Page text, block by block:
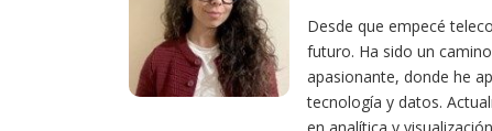
empecé teleco, supe que era una carrera de
sido un camino desafiante, pero también
donde he aprendido una base sólida en
y datos. Actualmente aplico mis conocimientos